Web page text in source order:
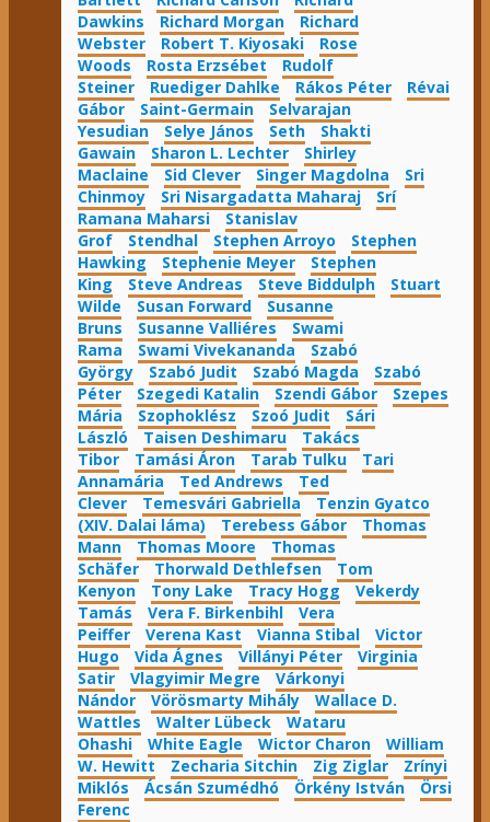
Dawkins
Richard Morgan
Richard
Webster
Robert T. Kiyosaki
Rose
Woods
Rosta Erzsébet
Rudolf
Steiner
Ruediger Dahlke Rákos Péter
Révai
Gábor
Saint-Germain
Selvarajan
Yesudian
Selye János Seth
Shakti
Gawain
Sharon L. Lechter
Shirley
Maclaine
Sid Clever Singer Magdolna
Sri
Chinmoy
Sri Nisargadatta Maharaj
Srí
Ramana Maharsi
Stanislav
Grof
Stendhal Stephen Arroyo
Stephen
Hawking
Stephenie Meyer
Stephen
King
Steve Andreas Steve Biddulph
Stuart
Wilde
Susan Forward
Susanne
Bruns
Susanne Valliéres
Swami
Rama
Swami Vivekananda
Szabó
György
Szabó Judit Szabó Magda
Szabó
Péter
Szegedi Katalin Szendi Gábor
Szepes
Mária
Szophoklész Szoó Judit
Sári
László
Taisen Deshimaru
Takács
Tibor
Tamási Áron Tarab Tulku
Tari
Annamária
Ted Andrews
Ted
Clever
Temesvári Gabriella
Tenzin Gyatco
(XIV. Dalai láma)
Terebess Gábor
Thomas
Mann
Thomas Moore
Thomas
Schäfer
Thorwald Dethlefsen
Tom
Kenyon
Tony Lake Tracy Hogg
Vekerdy
Tamás
Vera F. Birkenbihl
Vera
Peiffer
Verena Kast Vianna Stibal
Victor
Hugo
Vida Ágnes Villányi Péter
Virginia
Satir
Vlagyimir Megre
Várkonyi
Nándor
Vörösmarty Mihály
Wallace D.
Wattles
Walter Lübeck
Wataru
Ohashi
White Eagle Wictor Charon
William
W. Hewitt
Zecharia Sitchin Zig Ziglar
Zrínyi
Miklós
Ácsán Szumédhó Örkény István
Örsi
Ferenc